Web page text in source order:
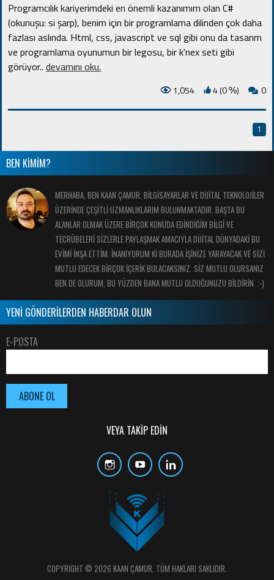
Programcılık kariyerimdeki en önemli kazanımım olan C#
(okunuşu: si şarp), benim için bir programlama dilinden çok daha
fazlası aslında. Html, css, javascript ve sql gibi onu da tasarım
ve programlama oyunumun bir legosu, bir k'nex seti gibi
görüyor.. devamını oku.
1,054 4 (0%) 0
1
BEN KİMİM?
MERHABA, BEN KAAN ÇAMUR. BİLGİSAYARLAR VE DİJİTAL TEKNOLOJİLER
ÜZERİNDE ÇEŞİTLİ UZMANLIKLARIM BULUNMAKTADIR. BAŞTA BU
ALANLAR OLMAK ÜZERE BİRÇOK KONUDA EDİNDİĞİM BİLGİ VE
TECRÜBELERİ SİZLERLE PAYLAŞMAK AMACIYLA DİJİTAL DÜNYADAKİ BU
EVİMİ İNŞA ETTİM. İNANIYORUM Kİ BURADA İŞİNİZE YARAYACAK VE SİZİ
MUTLU EDECEK BİRÇOK İÇERİK BULACAKSINIZ. SİZ MUTLU OLURSANIZ
BEN DE OLURUM, BU YÜZDEN BANA MUTLU OLDUĞUNUZU BİLDİRİN. :-)
YENİ GÖNDERİLERDEN HABERDAR OLUN
E-POSTA
VEYA TAKİP EDİN
COPYRIGHT © 2026 KAAN ÇAMUR. TÜM HAKLARI SAKLIDIR.